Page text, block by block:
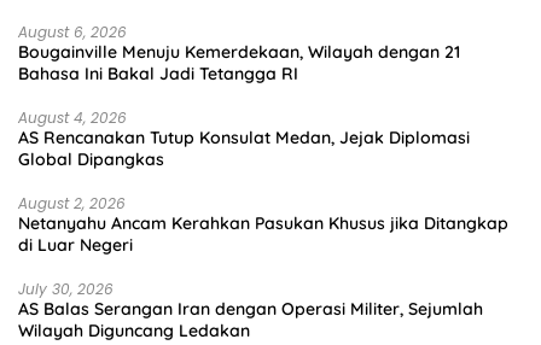
August 6, 2026
Bougainville Menuju Kemerdekaan, Wilayah dengan 21
Bahasa Ini Bakal Jadi Tetangga RI
August 4, 2026
AS Rencanakan Tutup Konsulat Medan, Jejak Diplomasi
Global Dipangkas
August 2, 2026
Netanyahu Ancam Kerahkan Pasukan Khusus jika Ditangkap
di Luar Negeri
July 30, 2026
AS Balas Serangan Iran dengan Operasi Militer, Sejumlah
Wilayah Diguncang Ledakan